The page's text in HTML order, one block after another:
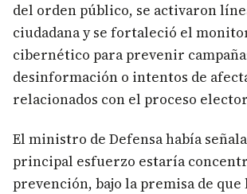
del orden público, se activaron
ciudadana y se fortaleció el
cibernético para prevenir
desinformación o intentos de
relacionados con el proceso
El ministro de Defensa había
principal esfuerzo estaría
prevención, bajo la premisa de que